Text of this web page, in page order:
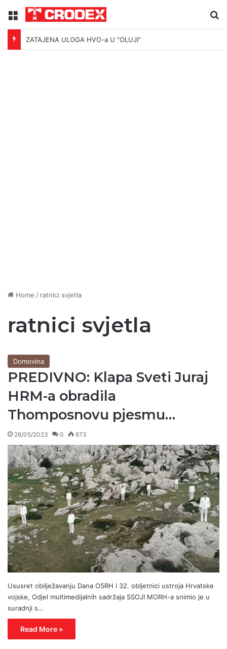
Menu
ZATAJENA ULOGA HVO-a U “OLUJI”
Home / ratnici svjetla
ratnici svjetla
Domovina
PREDIVNO: Klapa Sveti Juraj
HRM-a obradila
Thomposnovu pjesmu…
26/05/2023 0 673
Ususret obilježavanju Dana OSRH i 32. obljetnici ustroja Hrvatske
vojske, Odjel multimedijalnih sadržaja SSOJI MORH-a snimio je u
suradnji s…
Read More »